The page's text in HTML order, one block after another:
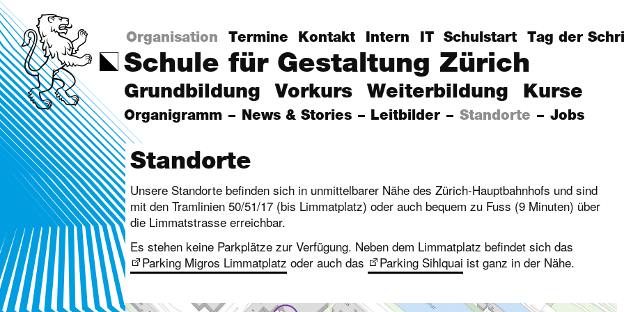
Organisation Termine Kontakt Intern IT Schulstart Tag der
Schule für Gestaltung Zürich
Grundbildung Vorkurs Weiterbildung Kurse
Organigramm News & Stories Leitbilder Standorte Jobs
Standorte
Unsere Standorte befinden sich in unmittelbarer Nähe des Zürich-Hauptbahnhofs und sind
mit den Tramlinien 50/51/17 (bis Limmatplatz) oder auch bequem zu Fuss (9 Minuten) über
die Limmatstrasse erreichbar.
Es stehen keine Parkplätze zur Verfügung. Neben dem Limmatplatz befindet sich das
Parking Migros Limmatplatz oder auch das Parking Sihlquai ist ganz in der Nähe.